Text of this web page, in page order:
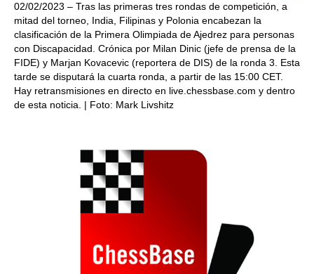
02/02/2023 – Tras las primeras tres rondas de competición, a
mitad del torneo, India, Filipinas y Polonia encabezan la
clasificación de la Primera Olimpiada de Ajedrez para personas
con Discapacidad. Crónica por Milan Dinic (jefe de prensa de la
FIDE) y Marjan Kovacevic (reportera de DIS) de la ronda 3. Esta
tarde se disputará la cuarta ronda, a partir de las 15:00 CET.
Hay retransmisiones en directo en live.chessbase.com y dentro
de esta noticia. | Foto: Mark Livshitz